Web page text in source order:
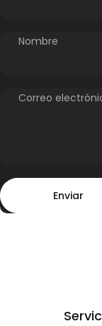
Nombre
Correo
Enviar
Enviar